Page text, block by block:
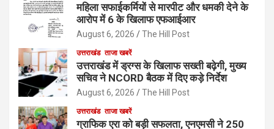
महिला सफाईकर्मियों से मारपीट और धमकी देने के
आरोप में 6 के खिलाफ एफआईआर
August 6, 2026 The Hill Post
उत्तराखंड ताजा खबरें
उत्तराखंड में ड्रग्स के खिलाफ सख्ती बढ़ेगी, मुख्य
सचिव ने NCORD बैठक में दिए कड़े निर्देश
August 6, 2026 The Hill Post
उत्तराखंड ताजा खबरें
ग्राफिक एरा को बड़ी सफलता, एनएमसी ने 250